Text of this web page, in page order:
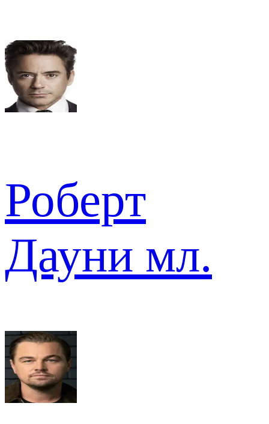
Роберт
Дауни мл.